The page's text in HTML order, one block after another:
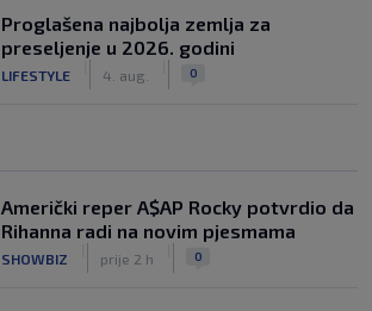
Proglašena najbolja zemlja za
preseljenje u 2026. godini
LIFESTYLE 4. aug. 0
Američki reper A$AP Rocky potvrdio da
Rihanna radi na novim pjesmama
SHOWBIZ prije 2 h 0